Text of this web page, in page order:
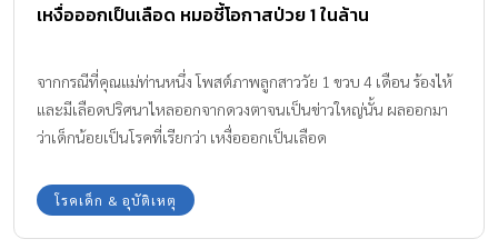
เหงื่อออกเป็นเลือด หมอชี้โอกาสป่วย 1 ในล้าน
จากกรณีที่คุณแม่ท่านหนึ่ง โพสต์ภาพลูกสาววัย 1 ขวบ 4 เดือน ร้องไห้
และมีเลือดปริศนาไหลออกจากดวงตาจนเป็นข่าวใหญ่นั้น ผลออกมา
ว่าเด็กน้อยเป็นโรคที่เรียกว่า เหงื่อออกเป็นเลือด
โรคเด็ก & อุบัติเหตุ